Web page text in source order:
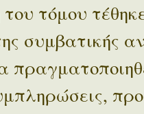
τόμου
συμβατικής